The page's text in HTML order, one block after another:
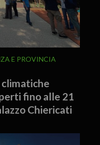
E PROVINCIA
climatiche
fino alle 21
Chiericati